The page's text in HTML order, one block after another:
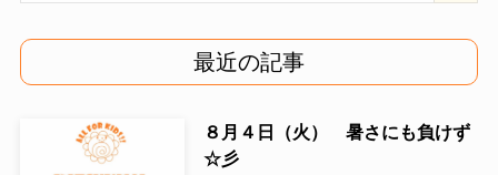
最近の記事
８月４日（火） 暑さにも負けず
☆彡